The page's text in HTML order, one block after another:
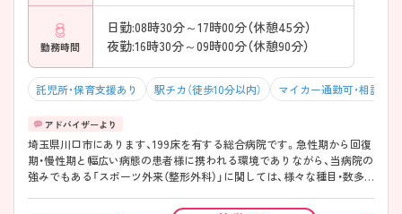
勤務時間
日勤:08時30分～17時00分（休憩45分）
夜勤:16時30分～09時00分（休憩90分）
託児所・保育支援あり 駅チカ（徒歩10分以内） マイカー通勤可・相談可
埼玉県川口市にあります、199床を有する総合病院です。急性期から回復
期・慢性期と幅広い病態の患者様に携われる環境でありながら、当病院の
強みでもある「スポーツ外来（整形外科）」に関しては、様々な種目・数多
で、スポーツ整形に興味のある方は、特におすすめな職場環境です◎中途